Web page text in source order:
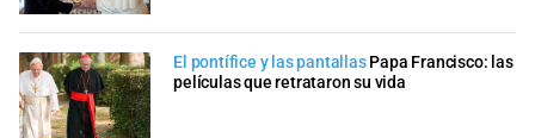
El pontífice y las pantallas Papa Francisco: las
películas que retrataron su vida